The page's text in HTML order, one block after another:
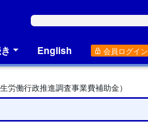
English 会員ログイン
労働行政推進調査事業費補助金）